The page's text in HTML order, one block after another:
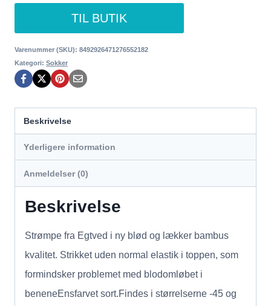
TIL BUTIK
Varenummer (SKU): 8492926471276552182
Kategori: Sokker
Beskrivelse
Yderligere information
Anmeldelser (0)
Beskrivelse
Strømpe fra Egtved i ny blød og lækker bambus
kvalitet. Strikket uden normal elastik i toppen, som
formindsker problemet med blodomløbet i
beneneEnsfarvet sort.Findes i størrelserne -45 og